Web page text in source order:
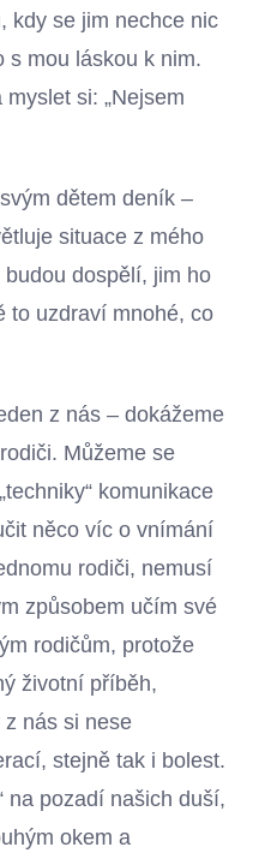
kdy se jim nechce nic
s mou láskou k nim.
si: „Nejsem
dětem deník –
situace z mého
dospělí, jim ho
to uzdraví mnohé, co
z nás – dokážeme
Můžeme se
komunikace
něco víc o vnímání
rodiči, nemusí
způsobem učím své
rodičům, protože
životní příběh,
nás si nese
stejně tak i bolest.
na pozadí našich duší,
okem a